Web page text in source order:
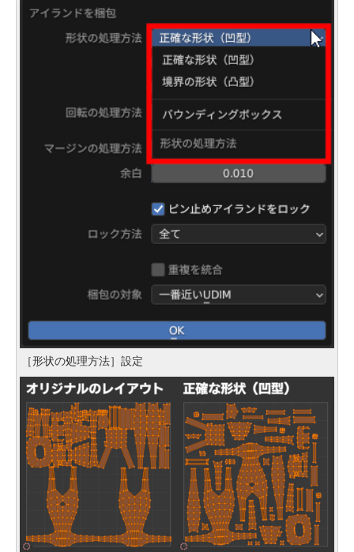
［形状の処理方法］設定